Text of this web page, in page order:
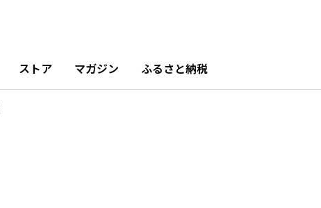
ストア マガジン ふるさと納税